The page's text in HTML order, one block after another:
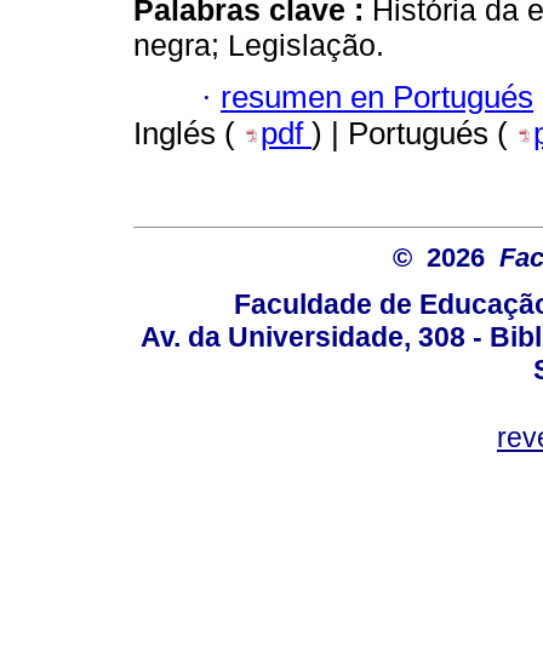
Palabras clave : História da
negra; Legislação.
· resumen en Portugués
Inglés (
pdf ) | Portugués (
© 2026
Faculdade de
Av. da Universidade, 308 -